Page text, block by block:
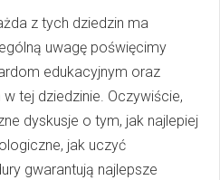
z tych dziedzin ma
uwagę poświęcimy
edukacyjnym oraz
tej dziedzinie. Oczywiście,
dyskusje o tym, jak najlepiej
jak uczyć
gwarantują najlepsze